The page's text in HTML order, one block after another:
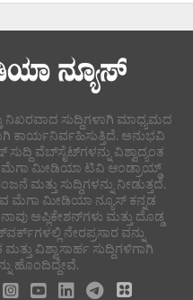
ನಿಖರವಾದ ಸುದ್ದಿಗಳಾಗಿ ಮಾಧ್ಯಮದ
ಕಾರ್ಯನಿರ್ವಹಿಸುತ್ತಿದೆ. ಅನುಭವಿ
ವೆಬ್‌ಸೈಟ್‌ಗಳನ್ನು ವಿಶ್ವಾದ್ಯಂತ
ಮೆಗಾ ಮೀಡಿಯಾ ಟಿವಿ ಆಂಡ್ರಾಯ್ಡ್
ಮತ್ತು ಸುದ್ದಿಗಳನ್ನು ನೀಡುತ್ತದೆ.
ಮೆಗಾ ಮೀಡಿಯಾ ನ್ಯೂಸ್ ಕನ್ನಡ
ಅಪ್ಲಿಕೇಶನ್‌ಗಳು ಮತ್ತು ದೊಡ್ಡ
ನೇರಪ್ರಸಾರ ವನ್ನು
ವಿಶ್ವಾಸಾರ್ಹ ಸುದ್ದಿಗಳಿಗಾಗಿ
ಹೊಂದಿದ್ದೇವೆ.